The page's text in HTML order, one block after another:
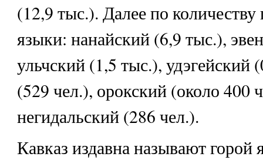
(12,9 тыс.). Далее по
языки: нанайский (6,9 тыс.),
ульчский (1,5 тыс.), удэгейский
(529 чел.), орокский (около 400
негидальский (286 чел.).
Кавказ издавна называют горой